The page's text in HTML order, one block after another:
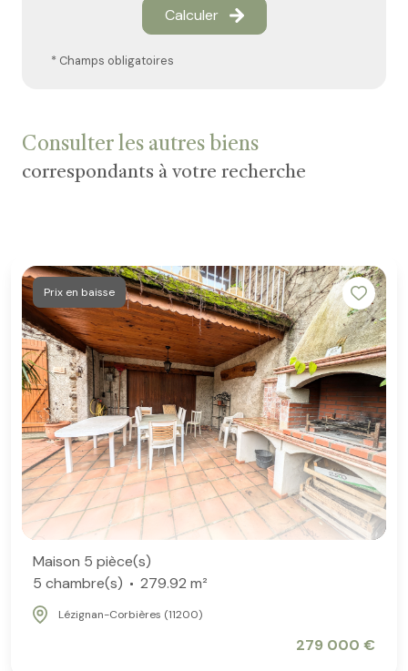
Calculer
* Champs obligatoires
Consulter les autres biens
correspondants à votre recherche
Prix en baisse
Maison 5 pièce(s)
5 chambre(s)
279.92 m²
Lézignan-Corbières (11200)
279 000 €